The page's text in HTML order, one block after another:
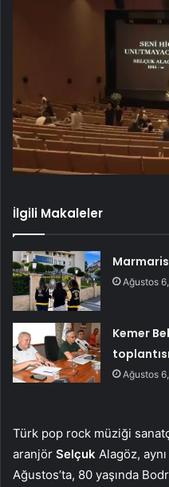
İlgili Makaleler
Ağustos
Kemer
Ağustos
Türk pop rock müziği
aranjör Selçuk Alagöz,
Ağustos’ta, 80 yaşında